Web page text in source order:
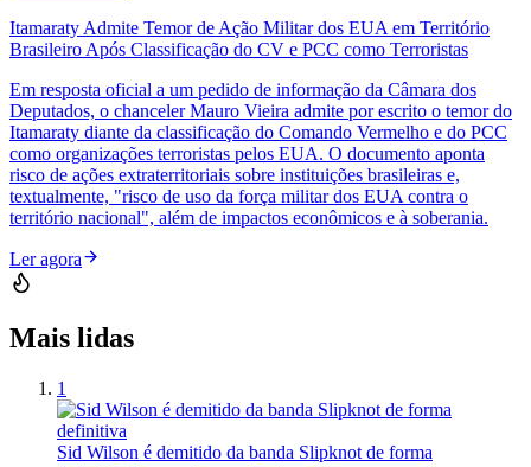
Itamaraty Admite Temor de Ação Militar dos EUA em Território
Brasileiro Após Classificação do CV e PCC como Terroristas
Em resposta oficial a um pedido de informação da Câmara dos
Deputados, o chanceler Mauro Vieira admite por escrito o temor do
Itamaraty diante da classificação do Comando Vermelho e do PCC
como organizações terroristas pelos EUA. O documento aponta
risco de ações extraterritoriais sobre instituições brasileiras e,
textualmente, "risco de uso da força militar dos EUA contra o
território nacional", além de impactos econômicos e à soberania.
Ler agora
Mais lidas
1
Sid Wilson é demitido da banda Slipknot de forma